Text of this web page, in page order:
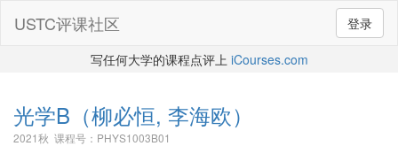
登录
USTC评课社区
写任何大学的课程点评上 iCourses.com
光学B （柳必恒, 李海欧）
2021秋 课程号：PHYS1003B01